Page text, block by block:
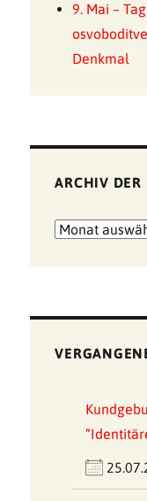
9. Mai –
Denkmal
ARCHIV DER
Archiv